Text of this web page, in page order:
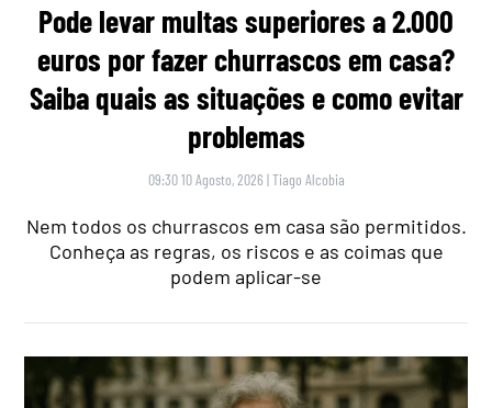
Pode levar multas superiores a 2.000
euros por fazer churrascos em casa?
Saiba quais as situações e como evitar
problemas
09:30 10 Agosto, 2026 |Tiago Alcobia
Nem todos os churrascos em casa são permitidos.
Conheça as regras, os riscos e as coimas que
podem aplicar-se